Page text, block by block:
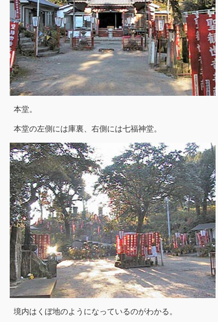
本堂。
本堂の左側には庫裏、右側には七福神堂。
境内はくぼ地のようになっているのがわかる。